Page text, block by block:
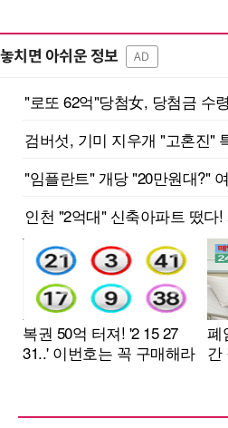
놓치면 아쉬운 정보 AD